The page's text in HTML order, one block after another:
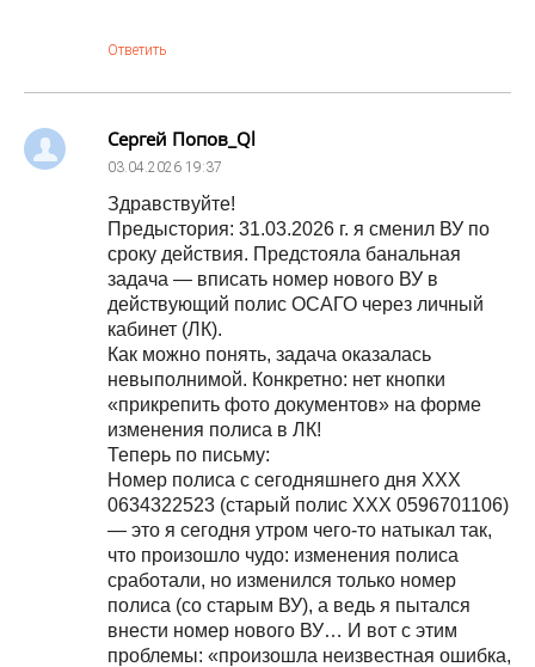
Ответить
Сергей Попов_Ql
03.04.2026 19:37
Здравствуйте!
Предыстория: 31.03.2026 г. я сменил ВУ по
сроку действия. Предстояла банальная
задача — вписать номер нового ВУ в
действующий полис ОСАГО через личный
кабинет (ЛК).
Как можно понять, задача оказалась
невыполнимой. Конкретно: нет кнопки
«прикрепить фото документов» на форме
изменения полиса в ЛК!
Теперь по письму:
Номер полиса с сегодняшнего дня ХХХ
0634322523 (старый полис ХХХ 0596701106)
— это я сегодня утром чего-то натыкал так,
что произошло чудо: изменения полиса
сработали, но изменился только номер
полиса (со старым ВУ), а ведь я пытался
внести номер нового ВУ… И вот с этим
проблемы: «произошла неизвестная ошибка,